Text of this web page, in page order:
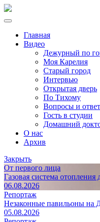
Главная
Видео
Дежурный по
Моя Карелия
Старый город
Интервью
Открытая дверь
По Тихому
Вопросы и
Гость в студии
Домашний
О нас
Архив
Закрыть
От первого лица
Газовая система отопления
06.08.2026
Репортаж
Незаконные павильоны на
05.08.2026